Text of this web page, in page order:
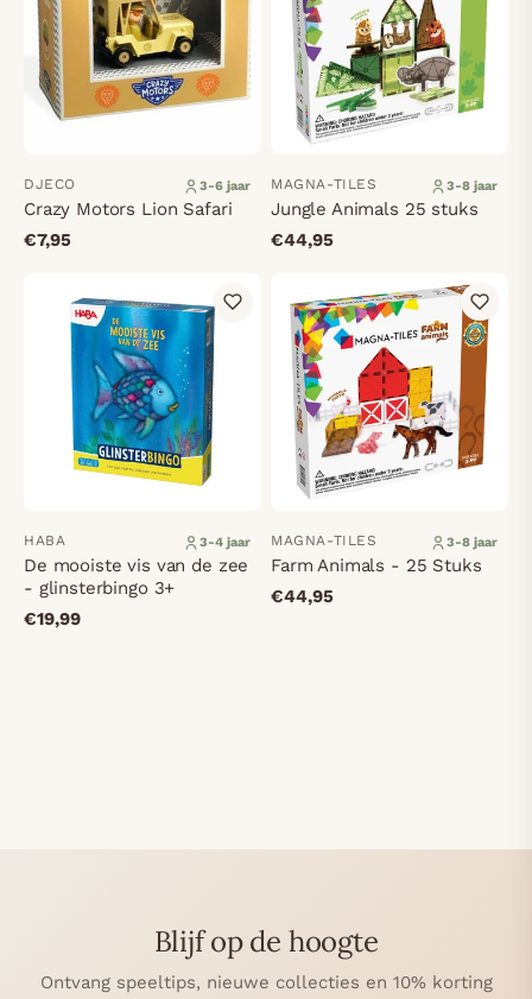
DJECO 3-6 jaar
Crazy Motors Lion Safari
€7,95
MAGNA-TILES 3-8 jaar
Jungle Animals 25 stuks
€44,95
HABA 3-4 jaar
De mooiste vis van de zee
- glinsterbingo 3+
€19,99
MAGNA-TILES 3-8 jaar
Farm Animals - 25 Stuks
€44,95
Blijf op de hoogte
Ontvang speeltips, nieuwe collecties en 10% korting